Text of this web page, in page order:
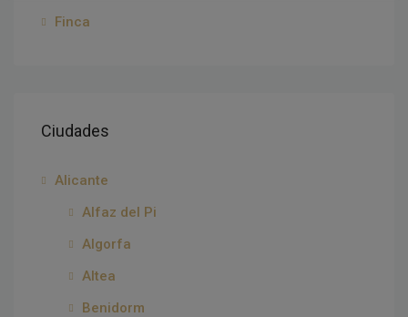
Finca
Ciudades
Alicante
Alfaz del Pi
Algorfa
Altea
Benidorm